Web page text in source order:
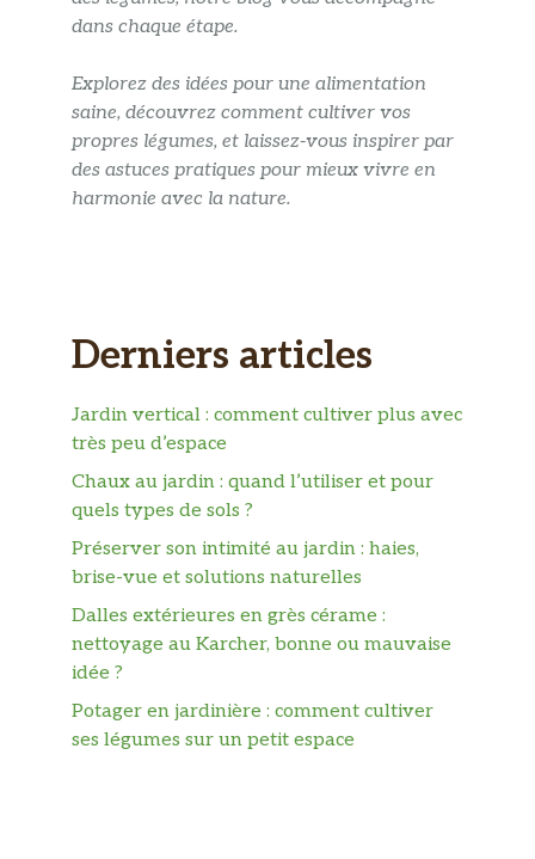
dans chaque étape.
Explorez des idées pour une alimentation
saine, découvrez comment cultiver vos
propres légumes, et laissez-vous inspirer par
des astuces pratiques pour mieux vivre en
harmonie avec la nature.
Derniers articles
Jardin vertical : comment cultiver plus avec
très peu d’espace
Chaux au jardin : quand l’utiliser et pour
quels types de sols ?
Préserver son intimité au jardin : haies,
brise-vue et solutions naturelles
Dalles extérieures en grès cérame :
nettoyage au Karcher, bonne ou mauvaise
idée ?
Potager en jardinière : comment cultiver
ses légumes sur un petit espace